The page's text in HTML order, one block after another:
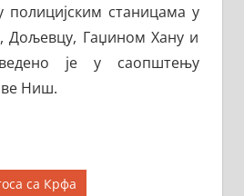
станицама у
Дољевцу, Гаџином Хану и
је у саопштењу
Ниш.
са Крфа